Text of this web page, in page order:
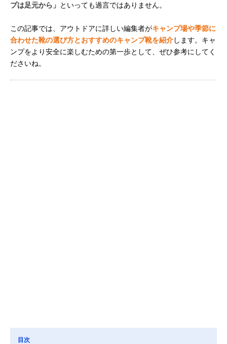
プは足元から」 といっても過言ではありません。
この記事では、アウトドアに詳しい編集者がキャンプ場や季節に
合わせた靴の選び方とおすすめのキャンプ靴を紹介します。キャ
ンプをより安全に楽しむための第一歩として、ぜひ参考にしてく
ださいね。
目次